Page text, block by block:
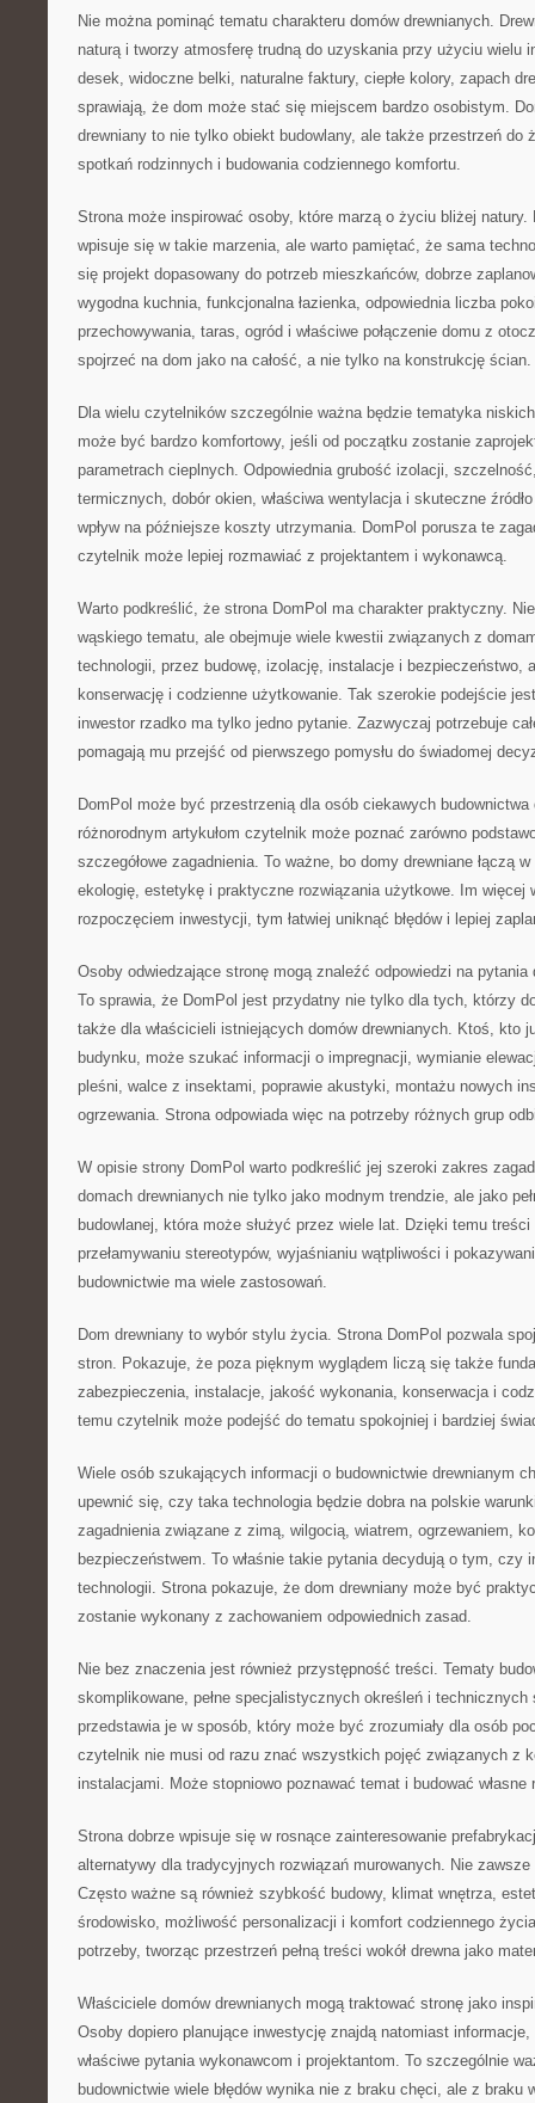
Nie można pominąć tematu charakteru domów drewnianych.
naturą i tworzy atmosferę trudną do uzyskania przy użyciu wielu
desek, widoczne belki, naturalne faktury, ciepłe kolory, zapach
sprawiają, że dom może stać się miejscem bardzo osobistym.
drewniany to nie tylko obiekt budowlany, ale także przestrzeń do
spotkań rodzinnych i budowania codziennego komfortu.
Strona może inspirować osoby, które marzą o życiu bliżej natury.
wpisuje się w takie marzenia, ale warto pamiętać, że sama
się projekt dopasowany do potrzeb mieszkańców, dobrze
wygodna kuchnia, funkcjonalna łazienka, odpowiednia liczba
przechowywania, taras, ogród i właściwe połączenie domu z
spojrzeć na dom jako na całość, a nie tylko na konstrukcję ścian.
Dla wielu czytelników szczególnie ważna będzie tematyka
może być bardzo komfortowy, jeśli od początku zostanie
parametrach cieplnych. Odpowiednia grubość izolacji,
termicznych, dobór okien, właściwa wentylacja i skuteczne
wpływ na późniejsze koszty utrzymania. DomPol porusza te
czytelnik może lepiej rozmawiać z projektantem i wykonawcą.
Warto podkreślić, że strona DomPol ma charakter praktyczny.
wąskiego tematu, ale obejmuje wiele kwestii związanych z
technologii, przez budowę, izolację, instalacje i bezpieczeństwo,
konserwację i codzienne użytkowanie. Tak szerokie podejście
inwestor rzadko ma tylko jedno pytanie. Zazwyczaj potrzebuje
pomagają mu przejść od pierwszego pomysłu do świadomej
DomPol może być przestrzenią dla osób ciekawych budownictwa
różnorodnym artykułom czytelnik może poznać zarówno
szczegółowe zagadnienia. To ważne, bo domy drewniane łączą
ekologię, estetykę i praktyczne rozwiązania użytkowe. Im więcej
rozpoczęciem inwestycji, tym łatwiej uniknąć błędów i lepiej
Osoby odwiedzające stronę mogą znaleźć odpowiedzi na
To sprawia, że DomPol jest przydatny nie tylko dla tych, którzy
także dla właścicieli istniejących domów drewnianych. Ktoś, kto
budynku, może szukać informacji o impregnacji, wymianie
pleśni, walce z insektami, poprawie akustyki, montażu nowych
ogrzewania. Strona odpowiada więc na potrzeby różnych grup
W opisie strony DomPol warto podkreślić jej szeroki zakres
domach drewnianych nie tylko jako modnym trendzie, ale jako
budowlanej, która może służyć przez wiele lat. Dzięki temu
przełamywaniu stereotypów, wyjaśnianiu wątpliwości i
budownictwie ma wiele zastosowań.
Dom drewniany to wybór stylu życia. Strona DomPol pozwala
stron. Pokazuje, że poza pięknym wyglądem liczą się także
zabezpieczenia, instalacje, jakość wykonania, konserwacja i
temu czytelnik może podejść do tematu spokojniej i bardziej
Wiele osób szukających informacji o budownictwie drewnianym
upewnić się, czy taka technologia będzie dobra na polskie
zagadnienia związane z zimą, wilgocią, wiatrem, ogrzewaniem,
bezpieczeństwem. To właśnie takie pytania decydują o tym, czy
technologii. Strona pokazuje, że dom drewniany może być
zostanie wykonany z zachowaniem odpowiednich zasad.
Nie bez znaczenia jest również przystępność treści. Tematy
skomplikowane, pełne specjalistycznych określeń i technicznych
przedstawia je w sposób, który może być zrozumiały dla osób
czytelnik nie musi od razu znać wszystkich pojęć związanych z
instalacjami. Może stopniowo poznawać temat i budować własne
Strona dobrze wpisuje się w rosnące zainteresowanie
alternatywy dla tradycyjnych rozwiązań murowanych. Nie zawsze
Często ważne są również szybkość budowy, klimat wnętrza,
środowisko, możliwość personalizacji i komfort codziennego
potrzeby, tworząc przestrzeń pełną treści wokół drewna jako
Właściciele domów drewnianych mogą traktować stronę jako
Osoby dopiero planujące inwestycję znajdą natomiast
właściwe pytania wykonawcom i projektantom. To szczególnie
budownictwie wiele błędów wynika nie z braku chęci, ale z braku